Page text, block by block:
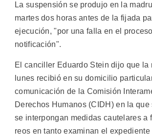
La suspensión se produjo en la
martes dos horas antes de la fijada
ejecución, "por una falla en el
notificación".
El canciller Eduardo Stein dijo que la
lunes recibió en su domicilio
comunicación de la Comisión
Derechos Humanos (CIDH) en la
se interpongan medidas cautelares a
reos en tanto examinan el